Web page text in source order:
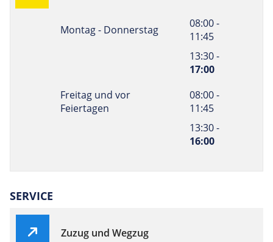
Montag - Donnerstag
08:00 -
11:45
13:30 -
17:00
Freitag und vor
Feiertagen
08:00 -
11:45
13:30 -
16:00
SERVICE
Zuzug und Wegzug